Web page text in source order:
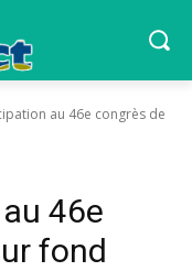
au 46e congrès de
46e
fond